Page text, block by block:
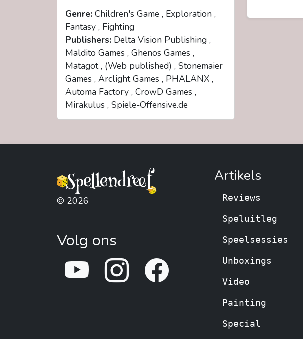
Genre: Children's Game , Exploration ,
Fantasy , Fighting
Publishers: Delta Vision Publishing ,
Maldito Games , Ghenos Games ,
Matagot , (Web published) , Stonemaier
Games , Arclight Games , PHALANX ,
Automa Factory , CrowD Games ,
Mirakulus , Spiele-Offensive.de
© 2026
Volg ons
Artikels
Reviews
Speluitleg
Speelsessies
Unboxings
Video
Painting
Special